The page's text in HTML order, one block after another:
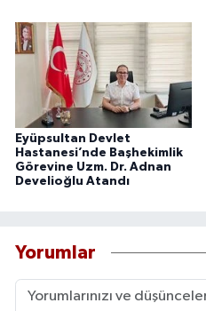
Eyüpsultan Devlet
Hastanesi’nde Başhekimlik
Görevine Uzm. Dr. Adnan
Develioğlu Atandı
Yorumlar